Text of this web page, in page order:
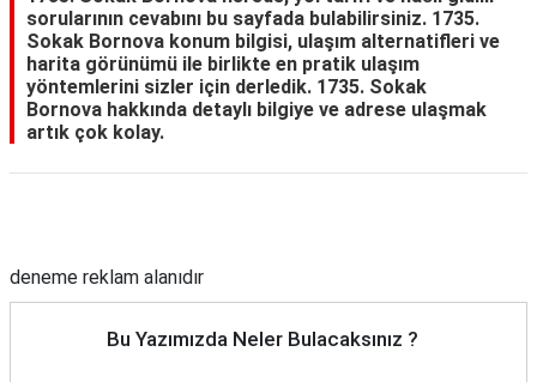
sorularının cevabını bu sayfada bulabilirsiniz. 1735.
Sokak Bornova konum bilgisi, ulaşım alternatifleri ve
harita görünümü ile birlikte en pratik ulaşım
yöntemlerini sizler için derledik. 1735. Sokak
Bornova hakkında detaylı bilgiye ve adrese ulaşmak
artık çok kolay.
deneme reklam alanıdır
Bu Yazımızda Neler Bulacaksınız ?